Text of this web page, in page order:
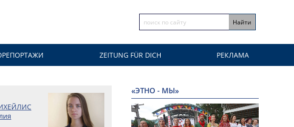
ZEITUNG FÜR DICH РЕКЛАМА
«ЭТНО - МЫ»